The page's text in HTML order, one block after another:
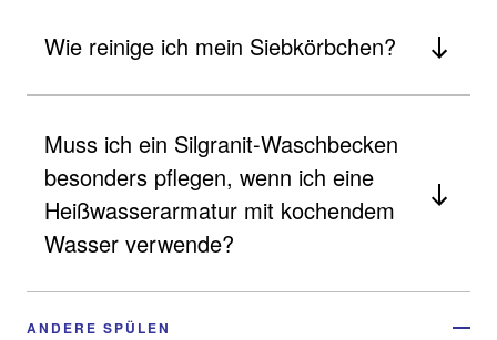
Wie reinige ich mein Siebkörbchen?
Muss ich ein Silgranit-Waschbecken
besonders pflegen, wenn ich eine
Heißwasserarmatur mit kochendem
Wasser verwende?
ANDERE SPÜLEN